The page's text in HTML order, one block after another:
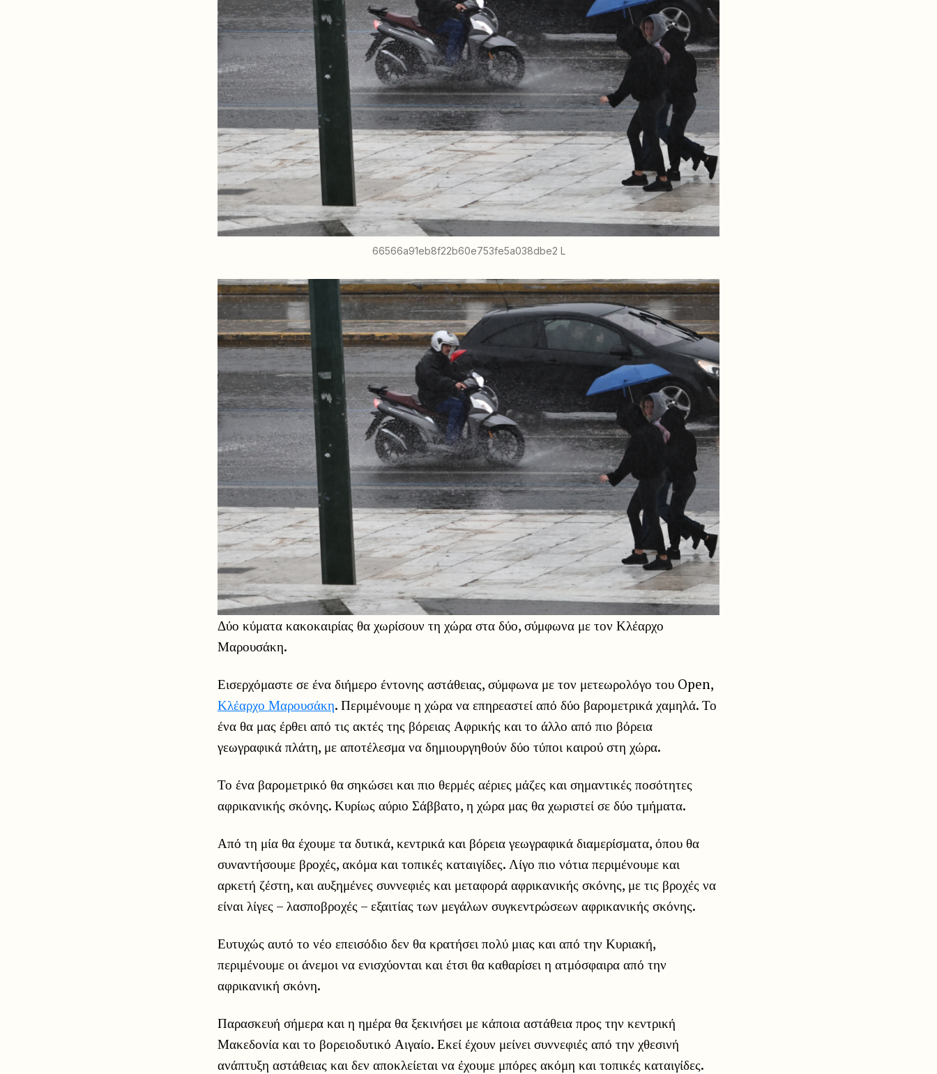
66566a91eb8f22b60e753fe5a038dbe2 L
Δύο κύματα κακοκαιρίας θα χωρίσουν τη χώρα στα δύο, σύμφωνα με τον Κλέαρχο
Μαρουσάκη.
Εισερχόμαστε σε ένα διήμερο έντονης αστάθειας, σύμφωνα με τον μετεωρολόγο του Open,
Κλέαρχο Μαρουσάκη. Περιμένουμε η χώρα να επηρεαστεί από δύο βαρομετρικά χαμηλά. Το
ένα θα μας έρθει από τις ακτές της βόρειας Αφρικής και το άλλο από πιο βόρεια
γεωγραφικά πλάτη, με αποτέλεσμα να δημιουργηθούν δύο τύποι καιρού στη χώρα.
Το ένα βαρομετρικό θα σηκώσει και πιο θερμές αέριες μάζες και σημαντικές ποσότητες
αφρικανικής σκόνης. Κυρίως αύριο Σάββατο, η χώρα μας θα χωριστεί σε δύο τμήματα.
Από τη μία θα έχουμε τα δυτικά, κεντρικά και βόρεια γεωγραφικά διαμερίσματα, όπου θα
συναντήσουμε βροχές, ακόμα και τοπικές καταιγίδες. Λίγο πιο νότια περιμένουμε και
αρκετή ζέστη, και αυξημένες συννεφιές και μεταφορά αφρικανικής σκόνης, με τις βροχές να
είναι λίγες – λασποβροχές – εξαιτίας των μεγάλων συγκεντρώσεων αφρικανικής σκόνης.
Ευτυχώς αυτό το νέο επεισόδιο δεν θα κρατήσει πολύ μιας και από την Κυριακή,
περιμένουμε οι άνεμοι να ενισχύονται και έτσι θα καθαρίσει η ατμόσφαιρα από την
αφρικανική σκόνη.
Παρασκευή σήμερα και η ημέρα θα ξεκινήσει με κάποια αστάθεια προς την κεντρική
Μακεδονία και το βορειοδυτικό Αιγαίο. Εκεί έχουν μείνει συννεφιές από την χθεσινή
ανάπτυξη αστάθειας και δεν αποκλείεται να έχουμε μπόρες ακόμη και τοπικές καταιγίδες.